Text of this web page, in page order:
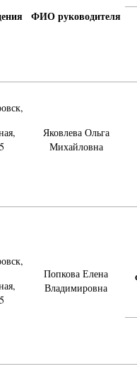
ФИО руководителя
Яковлева Ольга
Михайловна
Попкова Елена
Владимировна